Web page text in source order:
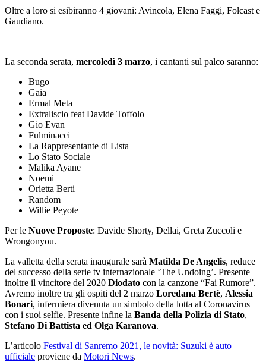
Oltre a loro si esibiranno 4 giovani: Avincola, Elena Faggi, Folcast e
Gaudiano.
La seconda serata, mercoledì 3 marzo, i cantanti sul palco saranno:
Bugo
Gaia
Ermal Meta
Extraliscio feat Davide Toffolo
Gio Evan
Fulminacci
La Rappresentante di Lista
Lo Stato Sociale
Malika Ayane
Noemi
Orietta Berti
Random
Willie Peyote
Per le Nuove Proposte: Davide Shorty, Dellai, Greta Zuccoli e
Wrongonyou.
La valletta della serata inaugurale sarà Matilda De Angelis, reduce
del successo della serie tv internazionale ‘The Undoing’. Presente
inoltre il vincitore del 2020 Diodato con la canzone “Fai Rumore”.
Avremo inoltre tra gli ospiti del 2 marzo Loredana Bertè, Alessia
Bonari, infermiera divenuta un simbolo della lotta al Coronavirus
con i suoi selfie. Presente infine la Banda della Polizia di Stato,
Stefano Di Battista ed Olga Karanova.
L’articolo Festival di Sanremo 2021, le novità: Suzuki è auto
ufficiale proviene da Motori News.